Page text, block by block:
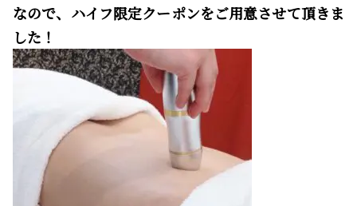
なので、ハイフ限定クーポンをご用意させて頂きま
した！